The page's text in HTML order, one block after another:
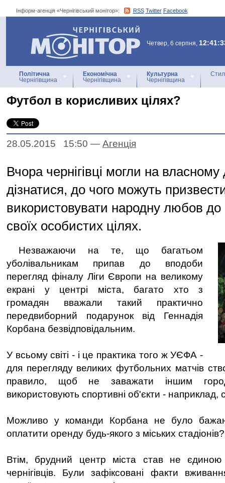
Інформ-агенція «Чернігівський монітор»: RSS Twitter Facebook
Інформ-агенція
«Чернігівський монітор»
Четвер, 6 серпня,
Політична
Чернігівщина
Економічна
Чернігівщина
Культурна
Чернігівщина
Футбол в корисливих цілях?
28.05.2015 15:50 — Агенцiя
Вчора чернігівці могли на власному
дізнатися, до чого можуть
використовувати народну любов
своїх особистих цілях.
Незважаючи на те, що багатьом
уболівальникам припав до вподоби
перегляд фіналу Ліги Європи на великому
екрані у центрі міста, багато хто з
громадян вважали такий практично
передвиборний подарунок від Геннадія
Корбана безвідповідальним.
У всьому світі - і це практика того ж УЄФА -
для перегляду великих футбольних матчів
правило, щоб не заважати іншим
використовують спортивні об'єкти - наприклад,
Можливо у команди Корбана не було
оплатити оренду будь-якого з міських стадіонів?
Втім, брудний центр міста став не єдиною
чернігівців. Були зафіксовані факти